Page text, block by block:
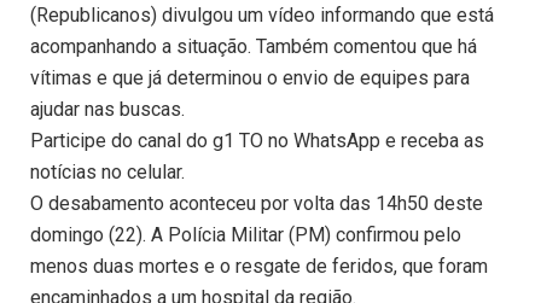
(Republicanos) divulgou um vídeo informando que está
acompanhando a situação. Também comentou que há
vítimas e que já determinou o envio de equipes para
ajudar nas buscas.
Participe do canal do g1 TO no WhatsApp e receba as
notícias no celular.
O desabamento aconteceu por volta das 14h50 deste
domingo (22). A Polícia Militar (PM) confirmou pelo
menos duas mortes e o resgate de feridos, que foram
encaminhados a um hospital da região.